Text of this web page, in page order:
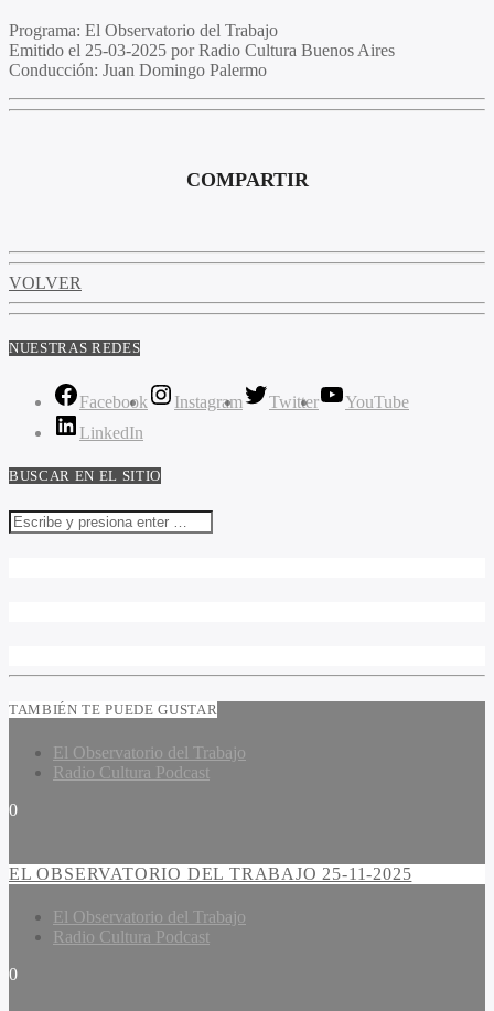
Programa: El Observatorio del Trabajo
Emitido el 25-03-2025 por Radio Cultura Buenos Aires
Conducción: Juan Domingo Palermo
COMPARTIR
VOLVER
NUESTRAS REDES
Facebook Instagram Twitter
YouTube
LinkedIn
BUSCAR EN EL SITIO
TAMBIÉN TE PUEDE GUSTAR
El Observatorio del Trabajo
Radio Cultura Podcast
0
EL OBSERVATORIO DEL TRABAJO 25-11-2025
El Observatorio del Trabajo
Radio Cultura Podcast
0